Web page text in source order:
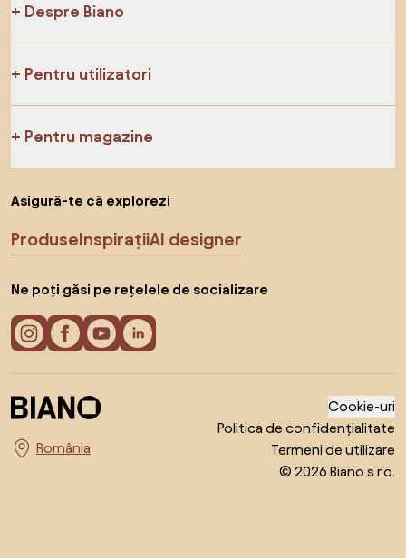
Despre Biano
Pentru utilizatori
Pentru magazine
Asigură-te că explorezi
ProduseInspirațiiAI designer
Ne poți găsi pe rețelele de socializare
Alege țara
Cookie-uri
Politica de confidențialitate
Termeni de utilizare
© 2026 Biano s.r.o.